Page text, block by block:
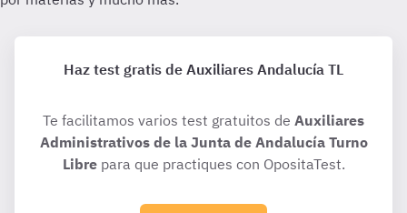
Haz test gratis de Auxiliares Andalucía TL
Te facilitamos varios test gratuitos de Auxiliares
Administrativos de la Junta de Andalucía Turno
Librepara que practiques con OpositaTest.